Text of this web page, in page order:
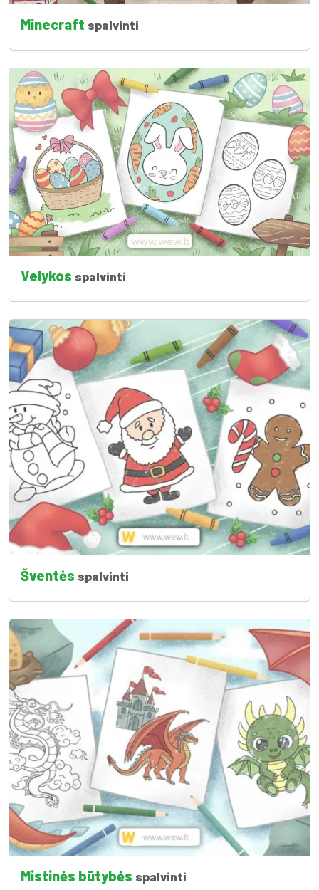
Minecraft spalvinti
Velykos spalvinti
Šventės spalvinti
Mistinės būtybės spalvinti